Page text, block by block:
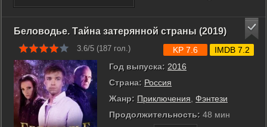
чтобы новое секретное оружие ...
Беловодье. Тайна затерянной страны (2019)
3.6/5 (187 гол.)
Год выпуска: 2016
Страна: Россия
Жанр: Приключения Фэнтези
Продолжительность: 48 мин
KP 7.6 IMDB 7.2